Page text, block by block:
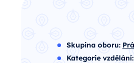
Skupina oboru:
Kategorie vzdělání: